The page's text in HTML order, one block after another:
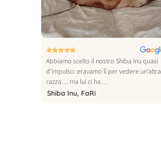
Abbiamo scelto il nostro Shiba Inu quasi
d’impulso: eravamo lì per vedere un’altra
razza… ma lui ci ha…
Shiba Inu, FaRi